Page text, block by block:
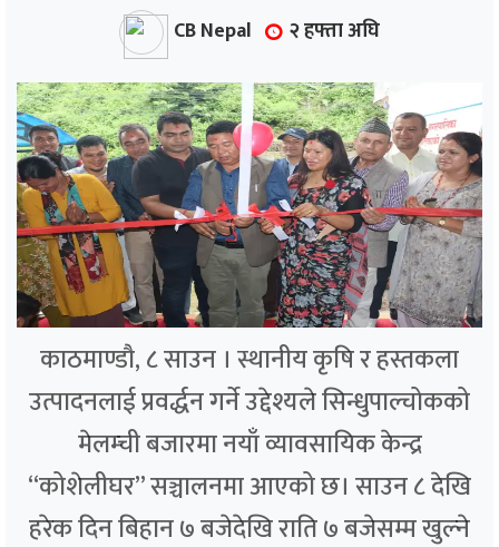
CB Nepal २ हफ्ता अघि
काठमाण्डौ, ८ साउन । स्थानीय कृषि र हस्तकला
उत्पादनलाई प्रवर्द्धन गर्ने उद्देश्यले सिन्धुपाल्चोकको
मेलम्ची बजारमा नयाँ व्यावसायिक केन्द्र
“कोशेलीघर” सञ्चालनमा आएको छ। साउन ८ देखि
हरेक दिन बिहान ७ बजेदेखि राति ७ बजेसम्म खुल्ने